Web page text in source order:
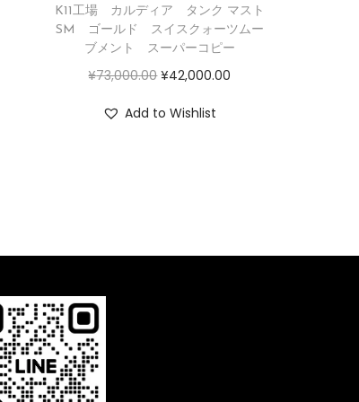
K11工場 カルディア タンク マスト
SM ゴールド スイスクォーツムー
ブメント スーパーコピー
¥73,000.00 ¥42,000.00
Add to Wishlist